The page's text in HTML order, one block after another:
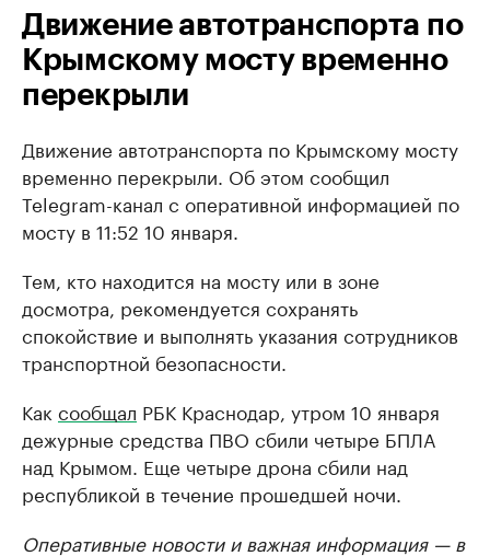
Движение автотранспорта по
Крымскому мосту временно
перекрыли
Движение автотранспорта по Крымскому мосту
временно перекрыли. Об этом сообщил
Telegram-канал с оперативной информацией по
мосту в 11:52 10 января.
Тем, кто находится на мосту или в зоне
досмотра, рекомендуется сохранять
спокойствие и выполнять указания сотрудников
транспортной безопасности.
Как сообщал РБК Краснодар, утром 10 января
дежурные средства ПВО сбили четыре БПЛА
над Крымом. Еще четыре дрона сбили над
республикой в течение прошедшей ночи.
Оперативные новости и важная информация — в